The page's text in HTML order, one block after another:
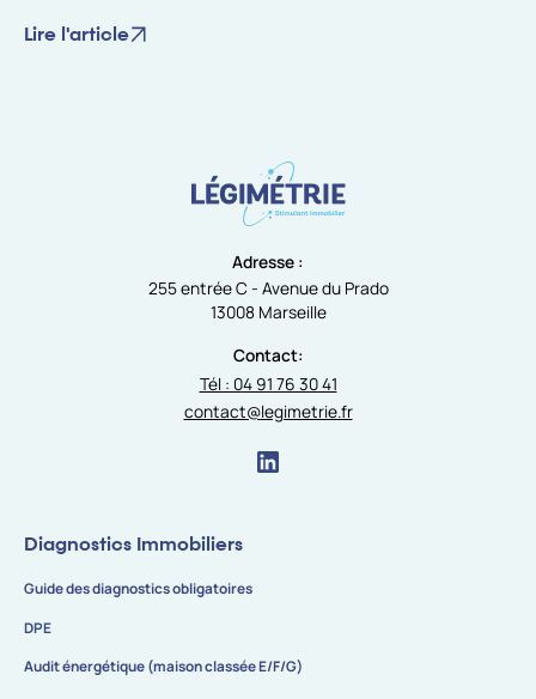
Lire l'article
Adresse :
255 entrée C - Avenue du Prado
13008 Marseille
Contact:
Tél : 04 91 76 30 41
contact@legimetrie.fr
Diagnostics Immobiliers
Guide des diagnostics obligatoires
DPE
Audit énergétique (maison classée E/F/G)